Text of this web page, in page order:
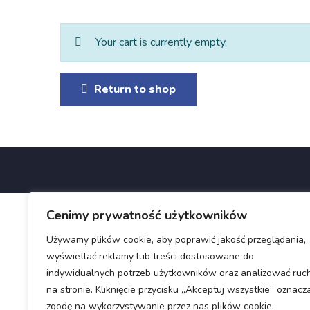
Cenimy prywatność użytkowników
Używamy plików cookie, aby poprawić jakość przeglądania,
wyświetlać reklamy lub treści dostosowane do
indywidualnych potrzeb użytkowników oraz analizować
na stronie. Kliknięcie przycisku „Akceptuj wszystkie”
zgodę na wykorzystywanie przez nas plików cookie.
Your cart is currently empty.
Return to shop